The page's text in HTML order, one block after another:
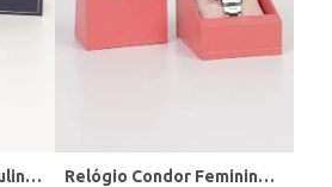
Relógio Condor Masculino PRETO Relógio Condor Feminino PRATA